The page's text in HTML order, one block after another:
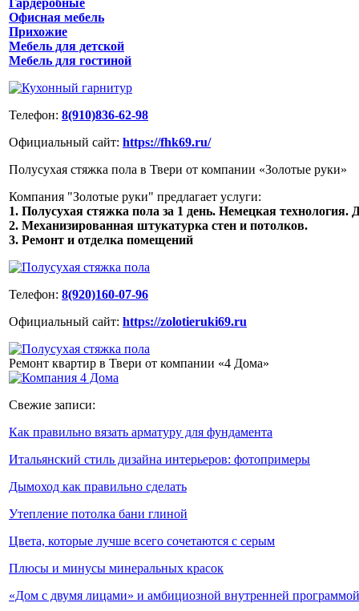
Офисная мебель
Прихожие
Мебель для детской
Мебель для гостиной
Телефон: 8(910)836-62-98
Официальный сайт: https://fhk69.ru/
Полусухая стяжка пола в Твери от компании «Золотые руки»
Компания "Золотые руки" предлагает услуги:
1. Полусухая стяжка пола за 1 день. Немецкая технология.
2. Механизированная штукатурка стен и потолков.
3. Ремонт и отделка помещений
Телефон: 8(920)160-07-96
Официальный сайт: https://zolotieruki69.ru
Ремонт квартир в Твери от компании «4 Дома»
Свежие записи:
Как правильно вязать арматуру для фундамента
Итальянский стиль дизайна интерьеров: фотопримеры
Дымоход как правильно сделать
Утепление потолка бани глиной
Цвета, которые лучше всего сочетаются с серым
Плюсы и минусы минеральных красок
«Дом с двумя лицами» и амбициозной внутренней программой